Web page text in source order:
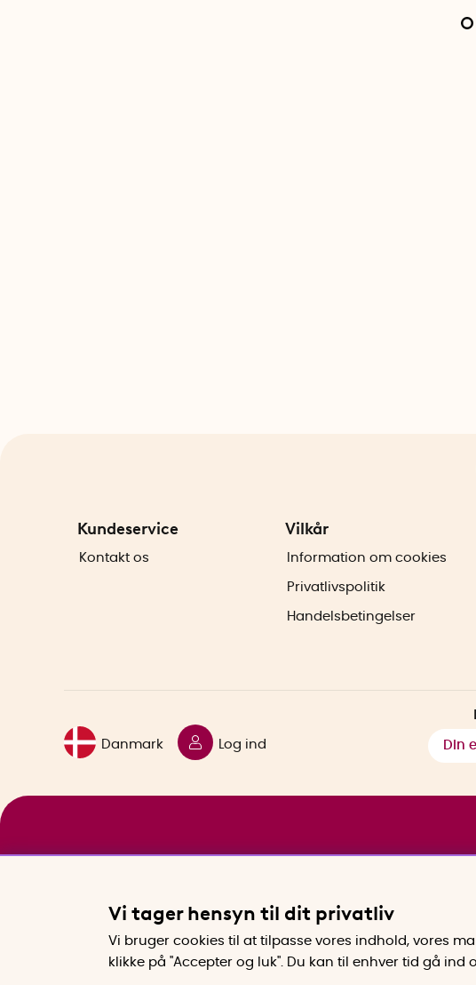
Kundeservice
Kontakt os
Vilkår
Information om cookies
Privatlivspolitik
Handelsbetingelser
Danmark Log ind
Vi tager hensyn til dit privatliv
Vi bruger cookies til at tilpasse vores indhold, vores
klikke på "Accepter og luk". Du kan til enhver tid gå